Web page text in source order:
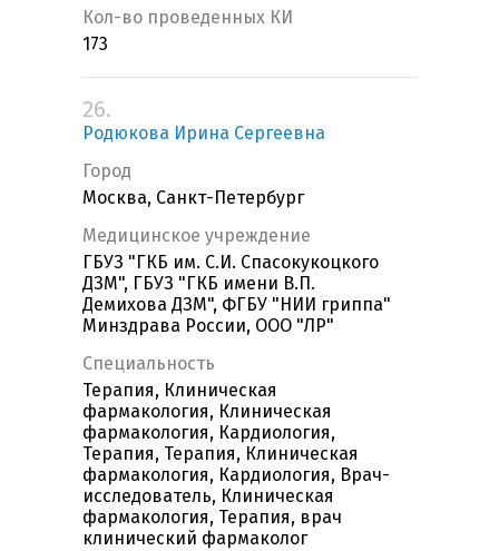
Кол-во проведенных КИ
173
26.
Родюкова Ирина Сергеевна
Город
Москва, Санкт-Петербург
Медицинское учреждение
ГБУЗ "ГКБ им. С.И. Спасокукоцкого
ДЗМ", ГБУЗ "ГКБ имени В.П.
Демихова ДЗМ", ФГБУ "НИИ гриппа"
Минздрава России, ООО "ЛР"
Специальность
Терапия, Клиническая
фармакология, Клиническая
фармакология, Кардиология,
Терапия, Терапия, Клиническая
фармакология, Кардиология, Врач-
исследователь, Клиническая
фармакология, Терапия, врач
клинический фармаколог